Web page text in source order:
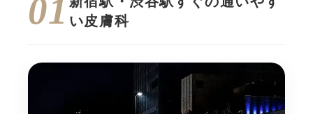
01 い皮膚科